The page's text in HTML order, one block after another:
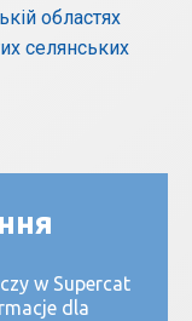
w Supercat
dla